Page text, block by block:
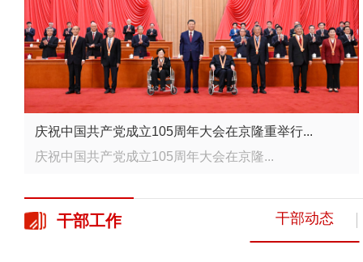
庆祝中国共产党成立105周年大会在京隆重举行...
庆祝中国共产党成立105周年大会在京隆...
干部工作 干部动态